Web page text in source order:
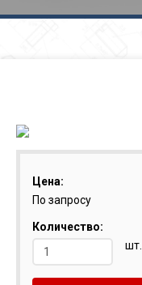
Цена:
По запросу
Количество:
шт.